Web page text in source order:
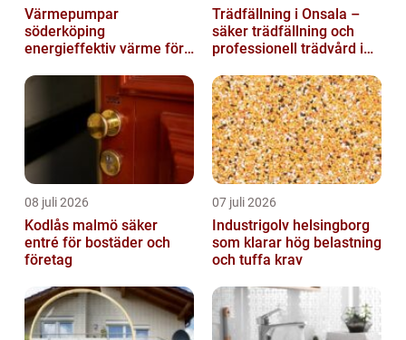
Värmepumpar
söderköping
energieffektiv värme för
Trädfällning i Onsala –
säker trädfällning och
professionell trädvård i
08 juli 2026
Kodlås malmö säker
entré för bostäder och
företag
07 juli 2026
Industrigolv helsingborg
som klarar hög belastning
och tuffa krav